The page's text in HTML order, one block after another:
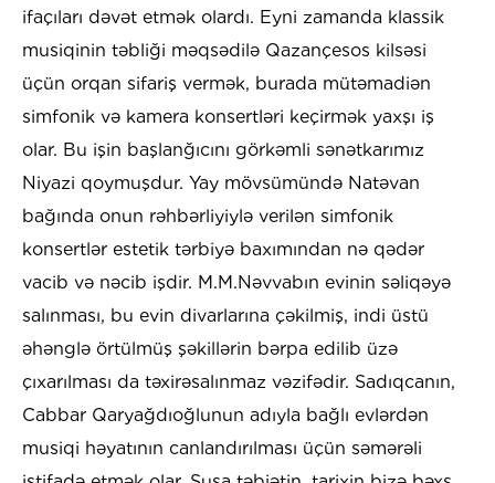
ifaçıları dəvət etmək olardı. Eyni zamanda klassik
musiqinin təbliği məqsədilə Qazançesos kilsəsi
üçün orqan sifariş vermək, burada mütəmadiən
simfonik və kamera konsertləri keçirmək yaxşı iş
olar. Bu işin başlanğıcını görkəmli sənətkarımız
Niyazi qoymuşdur. Yay mövsümündə Natəvan
bağında onun rəhbərliyiylə verilən simfonik
konsertlər estetik tərbiyə baxımından nə qədər
vacib və nəcib işdir. M.M.Nəvvabın evinin səliqəyə
salınması, bu evin divarlarına çəkilmiş, indi üstü
əhənglə örtülmüş şəkillərin bərpa edilib üzə
çıxarılması da təxirəsalınmaz vəzifədir. Sadıqcanın,
Cabbar Qaryağdıoğlunun adıyla bağlı evlərdən
musiqi həyatının canlandırılması üçün səmərəli